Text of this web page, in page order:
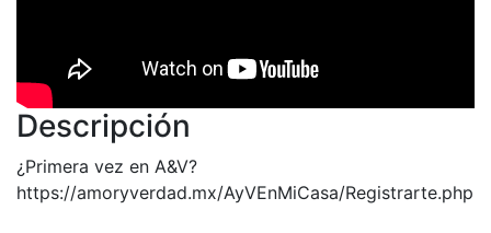
Descripción
¿Primera vez en A&V?
https://amoryverdad.mx/AyVEnMiCasa/Registrarte.php